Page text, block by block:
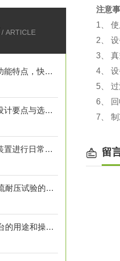
/ ARTICLE
SF6气体抽真空装置的功能特点，快来看下吧
SF6气体抽真空装置的设计要点与选型指南
如何对SF6气体抽真空装置进行日常维护？
分析直流耐压试验与交流耐压试验的优缺点
高低压开关柜通电试验台的用途和操作流程
注意
1、
2、
3、
4、
5、
6、
7、
留